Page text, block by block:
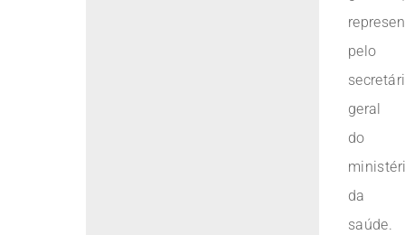
pelo
geral
do
da
saúde.